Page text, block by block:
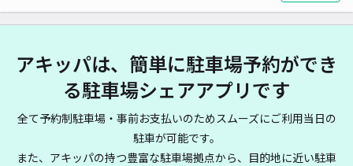
アキッパは、簡単に駐車場予約ができ
る駐車場シェアアプリです
全て予約制駐車場・事前お支払いのためスムーズにご利用当日の
駐車が可能です。
また、アキッパの持つ豊富な駐車場拠点から、目的地に近い駐車